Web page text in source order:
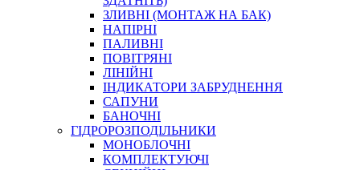
САДОВИЙ ІНВЕНТАР
ЕЛЕКТРИЧНІ ПРИЛАДИ
ПАЛЬНИКИ, ПАЯЛЬНИКИ, ПАЯЛЬНІ ЛАМПИ
ІНСТРУМЕНТИ ДЛЯ ЕЛЕКТРИКА
ЕЛЕКТРОІНСТРУМЕНТИ
ЗАМКИ І КОМПЛЕКТУЮЧІ
ІНСТРУМЕНТИ ДЛЯ ЗВАРЮВАННЯ, АКСЕСУАРИ
ЗЛИВНІ (МОНТАЖ НА БАК)
НАПІРНІ
ПАЛИВНІ
ПОВІТРЯНІ
ЛІНІЙНІ
ІНДИКАТОРИ ЗАБРУДНЕННЯ
САПУНИ
БАНОЧНІ
ГІДРОРОЗПОДІЛЬНИКИ
МОНОБЛОЧНІ
КОМПЛЕКТУЮЧІ